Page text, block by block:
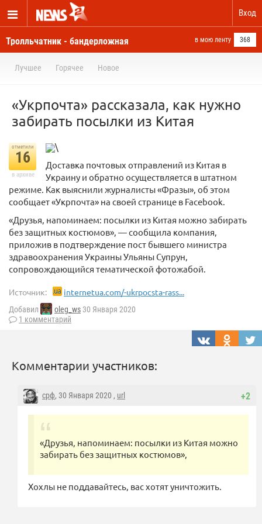
Вход
Тролльчатник - бандерложная в мою ленту 368
Лучшее Горячее Новое
«Укрпочта» рассказала, как нужно
забирать посылки из Китая
отметили
16
в архиве
\
Доставка почтовых отправлений из Китая в
Украину и обратно осуществляется в штатном
режиме. Как выяснили журналисты «Фразы», об этом
сообщает «Укрпочта» на своей странице в Facebook.
«Друзья, напоминаем: посылки из Китая можно забирать
без защитных костюмов», — сообщила компания,
приложив в подтверждение пост бывшего министра
здравоохранения Украины Ульяны Супрун,
сопровождающийся тематической фотожабой.
Источник: internetua.com/-ukrpocsta-rass...
Добавил oleg_ws 30 Января 2020
1 комментарий
Комментарии участников:
+2
срф, 30 Января 2020 , url
«Друзья, напоминаем: посылки из Китая можно
забирать без защитных костюмов»,
Хохлы не поддавайтесь, вас хотят уничтожить.